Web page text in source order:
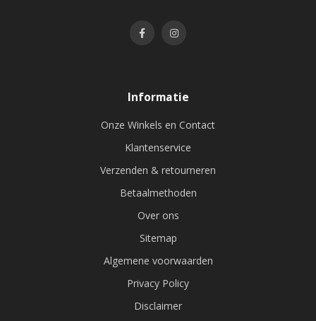
Informatie
Onze Winkels en Contact
Klantenservice
Verzenden & retourneren
Betaalmethoden
Over ons
Sitemap
Algemene voorwaarden
Privacy Policy
Disclaimer